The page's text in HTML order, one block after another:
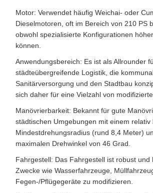
Motor: Verwendet häufig Weichai- oder
Dieselmotoren, oft im Bereich von 210 PS
obwohl spezialisierte Konfigurationen
können.
Anwendungsbereich: Es ist als Allrounder
städteübergreifende Logistik, die
Sanitärversorgung und den Stadtbau
sich daher für eine Vielzahl von
Manövrierbarkeit: Bekannt für gute
städtischen Umgebungen mit einem relativ
Mindestdrehungsradius (rund 8,4 Meter)
maximalen Drehwinkel von 46 Grad.
Fahrgestell: Das Fahrgestell ist robust und
Zwecke wie Wasserfahrzeuge,
Fegen-/Pflügegeräte zu modifizieren.